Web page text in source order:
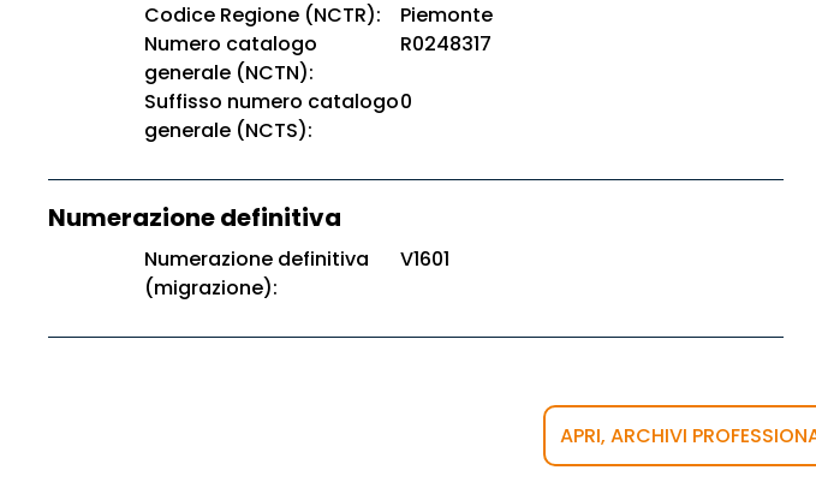
Codice Regione (NCTR):
Piemonte
Numero catalogo
generale (NCTN):
R0248317
Suffisso numero catalogo
generale (NCTS):
0
Numerazione definitiva
Numerazione definitiva
(migrazione):
V1601
APRI, ARCHIVI